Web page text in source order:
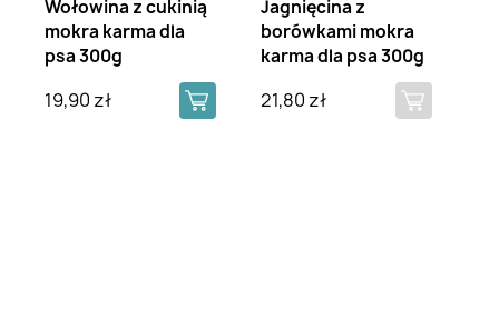
Wołowina z cukinią
mokra karma dla
psa 300g
19,90 zł
Jagnięcina z
borówkami mokra
karma dla psa 300g
21,80 zł